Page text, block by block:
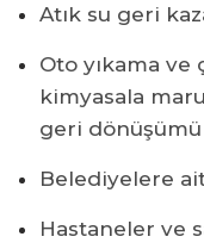
Atık su geri
Oto yıkama
kimyasala
geri dönüşümü
Belediyelere
Hastaneler ve